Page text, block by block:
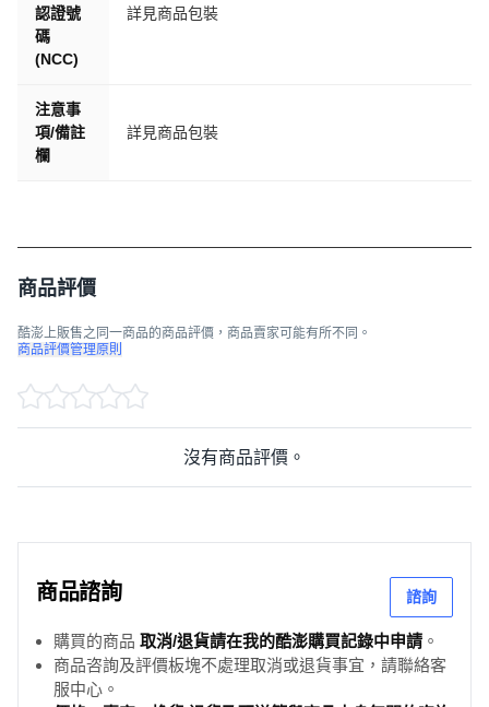
認證號
碼
(NCC)
詳見商品包裝
注意事
項/備註
欄
詳見商品包裝
商品評價
酷澎上販售之同一商品的商品評價，商品賣家可能有所不同。
商品評價管理原則
沒有商品評價。
商品諮詢 諮詢
購買的商品 取消/退貨請在我的酷澎購買記錄中申請 。
商品咨詢及評價板塊不處理取消或退貨事宜，請聯絡客
服中心。